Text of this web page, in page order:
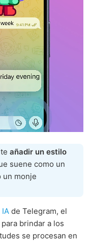
añadir un estilo
suene como un
un monje
de Telegram, el
para brindar a los
se procesan en